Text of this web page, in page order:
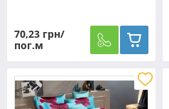
70,23 грн/
пог.м